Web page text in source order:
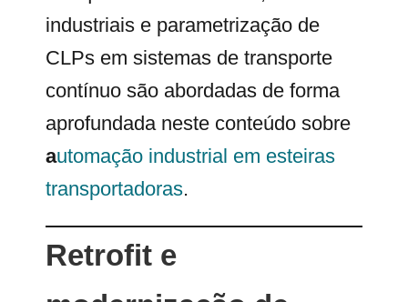
industriais e parametrização de
CLPs em sistemas de transporte
contínuo são abordadas de forma
aprofundada neste conteúdo sobre
automação industrial em esteiras
transportadoras.
Retrofit e